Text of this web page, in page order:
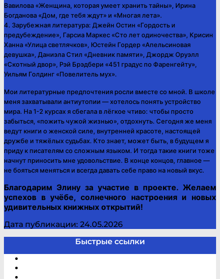
Вавилова «Женщина, которая умеет хранить тайны», Ирина
Богданова «Дом, где тебя ждут» и «Многая лета».
4. Зарубежная литература: Джейн Остин «Гордость и
предубеждение», Гарсиа Маркес «Сто лет одиночества», Крисин
Ханна «Улица светлячков», Юстейн Гордер «Апельсиновая
девушка», ДаниэлаСтил «Дневник памяти», Джордж Оруэлл
«Скотный двор», Рэй Брэдбери «451 градус по Фаренгейту»,
Уильям Голдинг «Повелитель мух».
Мои литературные предпочтения росли вместе со мной. В школе
меня захватывали антиутопии — хотелось понять устройство
мира. На 1-2 курсах я сбегала в лёгкое чтиво: чтобы просто
забыться, «пожить чужой жизнью», отдохнуть. Сегодня же меня
ведут книги о женской силе, внутренней красоте, настоящей
дружбе и тяжёлых судьбах. Кто знает, может быть, в будущем я
приду к писателям со сложным языком. И тогда такие книги тоже
начнут приносить мне удовольствие. В конце концов, главное —
не бояться меняться и всегда давать себе право на новый вкус.
Благодарим Элину за участие в проекте. Желаем
успехов в учёбе, солнечного настроенияи новых
удивительных книжных открытий!
Дата публикации: 24.05.2026
Быстрые ссылки